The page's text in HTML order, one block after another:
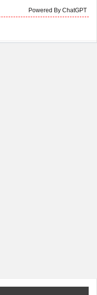
Powered By ChatGPT